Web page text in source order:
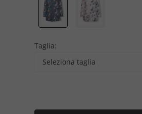
Taglia:
Seleziona taglia